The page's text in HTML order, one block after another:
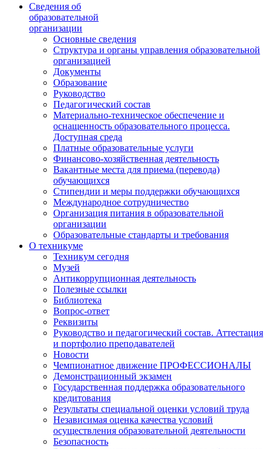
Сведения об
образовательной
организации
Основные сведения
Структура и органы управления образовательной
организацией
Документы
Образование
Руководство
Педагогический состав
Материально-техническое обеспечение и
оснащенность образовательного процесса.
Доступная среда
Платные образовательные услуги
Финансово-хозяйственная деятельность
Вакантные места для приема (перевода)
обучающихся
Стипендии и меры поддержки обучающихся
Международное сотрудничество
Организация питания в образовательной
организации
Образовательные стандарты и требования
О техникуме
Техникум сегодня
Музей
Антикоррупционная деятельность
Полезные ссылки
Библиотека
Вопрос-ответ
Реквизиты
Руководство и педагогический состав. Аттестация
и портфолио преподавателей
Новости
Чемпионатное движение ПРОФЕССИОНАЛЫ
Демонстрационный экзамен
Государственная поддержка образовательного
кредитования
Результаты специальной оценки условий труда
Независимая оценка качества условий
осуществления образовательной деятельности
Безопасность